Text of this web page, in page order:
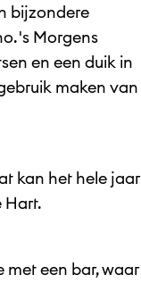
bijzondere
's Morgens
en een duik in
maken van
kan het hele jaar
Hart.
een bar, waar